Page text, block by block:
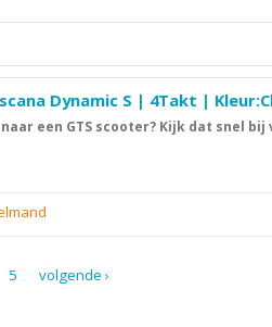
Dynamic S | 4Takt |
een GTS scooter? Kijk dat snel
5 volgende ›